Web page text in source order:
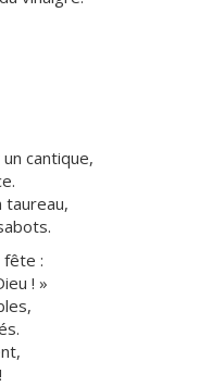
cantique,
taureau,
fête :
! »